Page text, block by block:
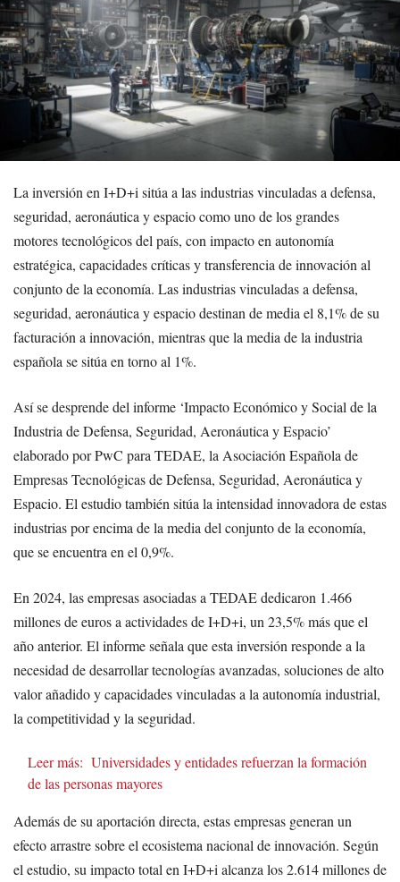
La inversión en I+D+i sitúa a las industrias vinculadas a defensa,
seguridad, aeronáutica y espacio como uno de los grandes
motores tecnológicos del país, con impacto en autonomía
estratégica, capacidades críticas y transferencia de innovación al
conjunto de la economía. Las industrias vinculadas a defensa,
seguridad, aeronáutica y espacio destinan de media el 8,1% de su
facturación a innovación, mientras que la media de la industria
española se sitúa en torno al 1%.
Así se desprende del informe ‘Impacto Económico y Social de la
Industria de Defensa, Seguridad, Aeronáutica y Espacio’
elaborado por PwC para TEDAE, la Asociación Española de
Empresas Tecnológicas de Defensa, Seguridad, Aeronáutica y
Espacio. El estudio también sitúa la intensidad innovadora de estas
industrias por encima de la media del conjunto de la economía,
que se encuentra en el 0,9%.
En 2024, las empresas asociadas a TEDAE dedicaron 1.466
millones de euros a actividades de I+D+i, un 23,5% más que el
año anterior. El informe señala que esta inversión responde a la
necesidad de desarrollar tecnologías avanzadas, soluciones de alto
valor añadido y capacidades vinculadas a la autonomía industrial,
la competitividad y la seguridad.
Leer más: Universidades y entidades refuerzan la formación
de las personas mayores
Además de su aportación directa, estas empresas generan un
efecto arrastre sobre el ecosistema nacional de innovación. Según
el estudio, su impacto total en I+D+i alcanza los 2.614 millones de